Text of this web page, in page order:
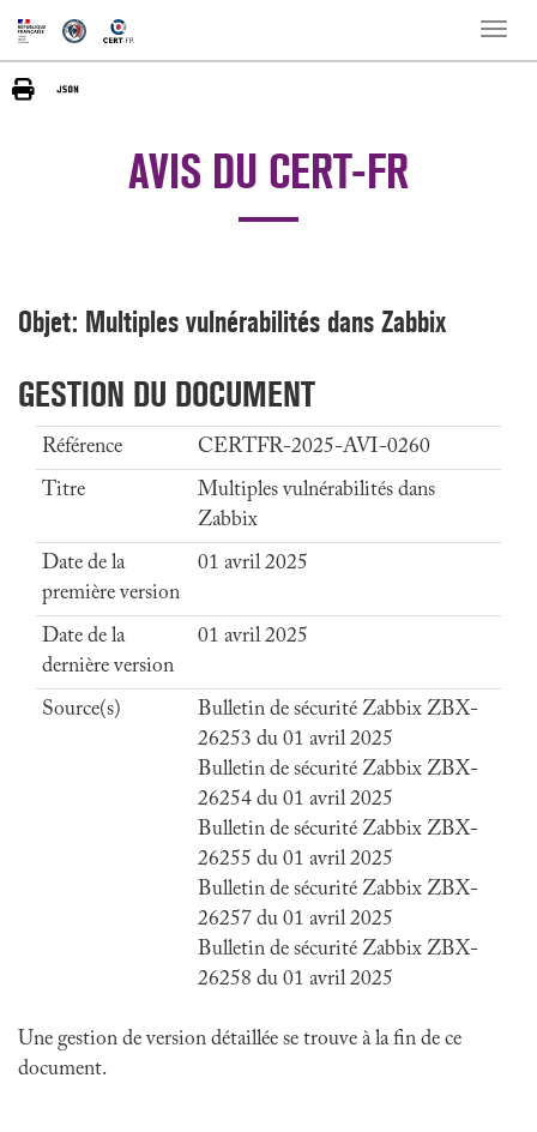
Toggle
AVIS DU CERT-FR
Objet: Multiples vulnérabilités dans Zabbix
GESTION DU DOCUMENT
Référence
CERTFR-2025-AVI-0260
Titre
Multiples vulnérabilités dans
Zabbix
Date de la
première version
01 avril 2025
Date de la
dernière version
01 avril 2025
Source(s)
Bulletin de sécurité Zabbix ZBX-
26253 du 01 avril 2025
Bulletin de sécurité Zabbix ZBX-
26254 du 01 avril 2025
Bulletin de sécurité Zabbix ZBX-
26255 du 01 avril 2025
Bulletin de sécurité Zabbix ZBX-
26257 du 01 avril 2025
Bulletin de sécurité Zabbix ZBX-
26258 du 01 avril 2025
Une gestion de version détaillée se trouve à la fin de ce
document.